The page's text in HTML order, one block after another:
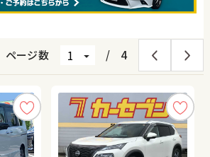
ページ数 / 4